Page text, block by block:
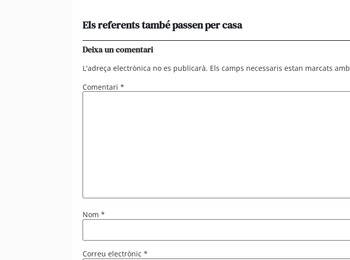
Els referents també passen per casa
Deixa un comentari
L'adreça electrònica no es publicarà. Els camps necessaris estan marcats amb
Comentari *
Nom *
Correu electrònic *